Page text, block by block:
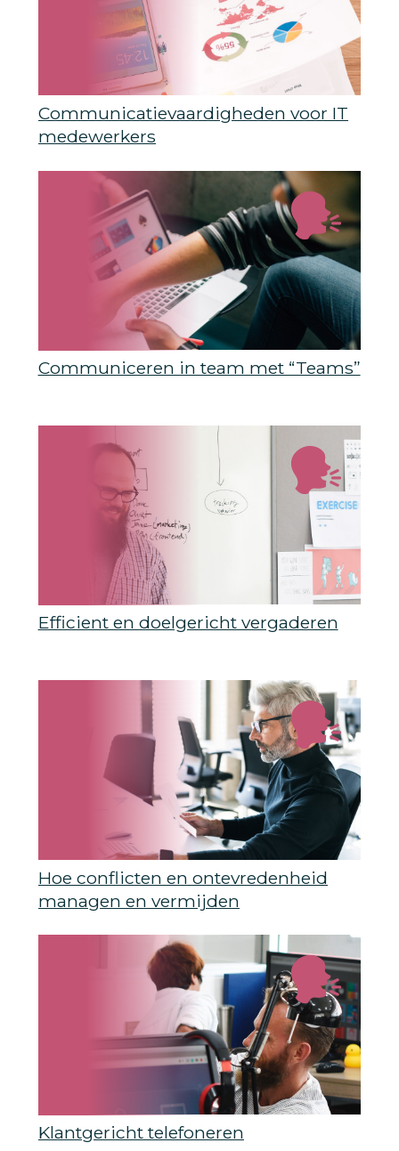
Communicatievaardigheden voor IT
medewerkers
Communiceren in team met “Teams”
Efficient en doelgericht vergaderen
Hoe conflicten en ontevredenheid
managen en vermijden
Klantgericht telefoneren